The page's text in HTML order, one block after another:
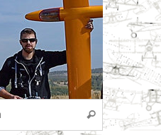
Search for:
Search